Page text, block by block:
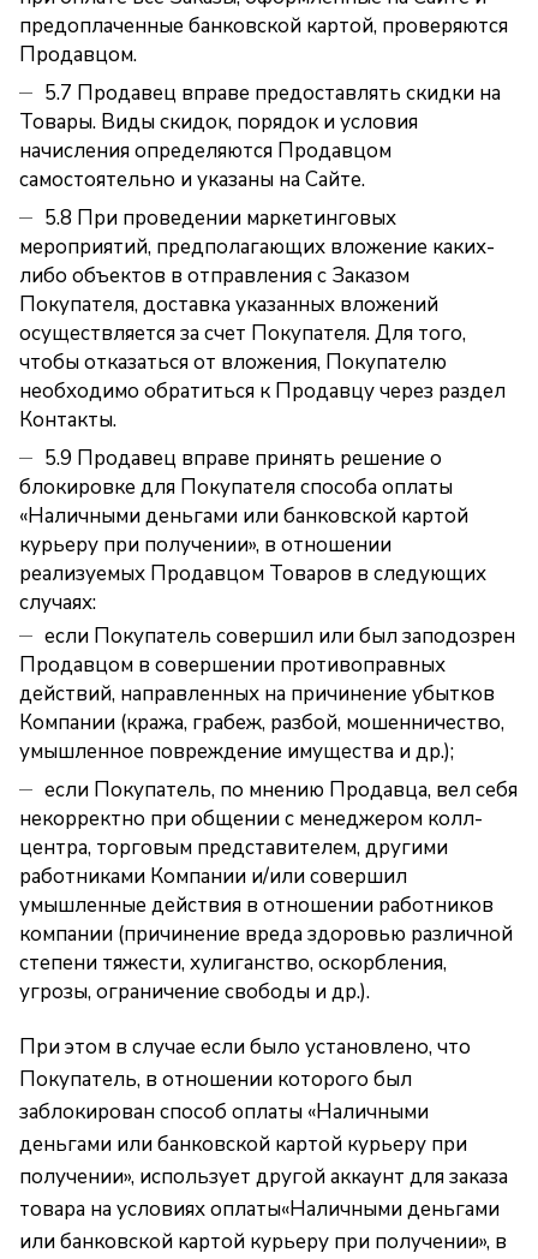
предоплаченные банковской картой, проверяются
Продавцом.
5.7 Продавец вправе предоставлять скидки на
Товары. Виды скидок, порядок и условия
начисления определяются Продавцом
самостоятельно и указаны на Сайте.
5.8 При проведении маркетинговых
мероприятий, предполагающих вложение каких-
либо объектов в отправления с Заказом
Покупателя, доставка указанных вложений
осуществляется за счет Покупателя. Для того,
чтобы отказаться от вложения, Покупателю
необходимо обратиться к Продавцу через раздел
Контакты.
5.9 Продавец вправе принять решение о
блокировке для Покупателя способа оплаты
«Наличными деньгами или банковской картой
курьеру при получении», в отношении
реализуемых Продавцом Товаров в следующих
случаях:
если Покупатель совершил или был заподозрен
Продавцом в совершении противоправных
действий, направленных на причинение убытков
Компании (кража, грабеж, разбой, мошенничество,
умышленное повреждение имущества и др.);
если Покупатель, по мнению Продавца, вел себя
некорректно при общении с менеджером колл-
центра, торговым представителем, другими
работниками Компании и/или совершил
умышленные действия в отношении работников
компании (причинение вреда здоровью различной
степени тяжести, хулиганство, оскорбления,
угрозы, ограничение свободы и др.).
При этом в случае если было установлено, что
Покупатель, в отношении которого был
заблокирован способ оплаты «Наличными
деньгами или банковской картой курьеру при
получении», использует другой аккаунт для заказа
товара на условиях оплаты«Наличными деньгами
или банковской картой курьеру при получении», в